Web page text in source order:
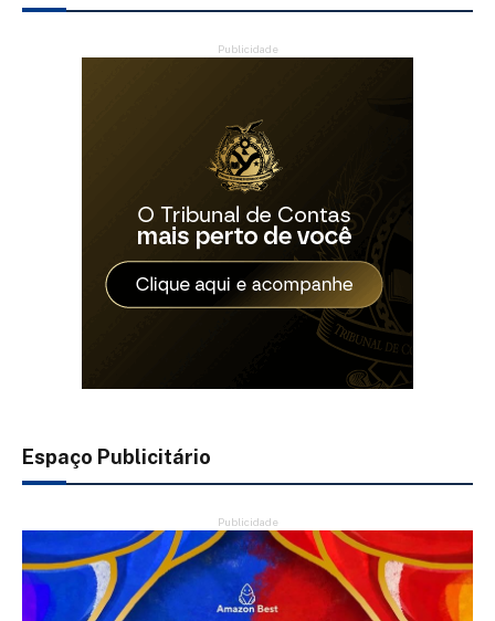
Publicidade
Espaço Publicitário
Publicidade